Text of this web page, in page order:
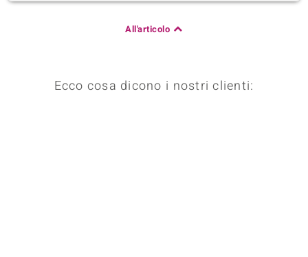
All'articolo
Ecco cosa dicono i nostri clienti: